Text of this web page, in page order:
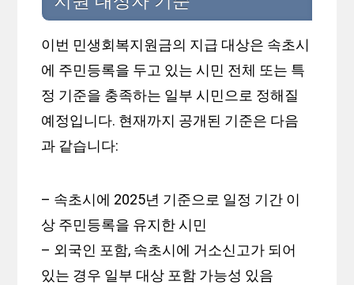
이번 민생회복지원금의 지급 대상은 속초시
에 주민등록을 두고 있는 시민 전체 또는 특
정 기준을 충족하는 일부 시민으로 정해질
예정입니다. 현재까지 공개된 기준은 다음
과 같습니다:
– 속초시에 2025년 기준으로 일정 기간 이
상 주민등록을 유지한 시민
– 외국인 포함, 속초시에 거소신고가 되어
있는 경우 일부 대상 포함 가능성 있음